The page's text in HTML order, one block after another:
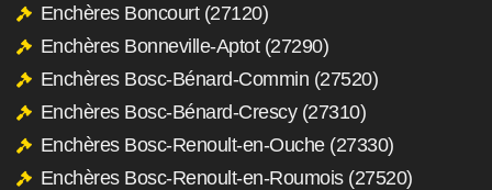
Enchères Boncourt (27120)
Enchères Bonneville-Aptot (27290)
Enchères Bosc-Bénard-Commin (27520)
Enchères Bosc-Bénard-Crescy (27310)
Enchères Bosc-Renoult-en-Ouche (27330)
Enchères Bosc-Renoult-en-Roumois (27520)